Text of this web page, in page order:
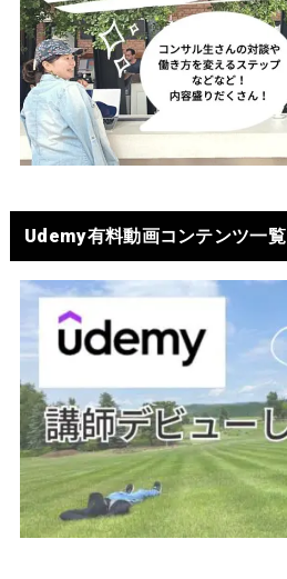
Udemy有料動画コンテンツ一覧